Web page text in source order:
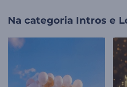
Na categoria Intros e